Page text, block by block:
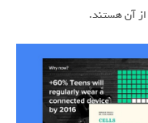
از آن هستند.